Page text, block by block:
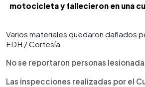
motocicleta y fallecieron en una
Varios materiales quedaron dañados
EDH / Cortesía.
No se reportaron personas
Las inspecciones realizadas por el